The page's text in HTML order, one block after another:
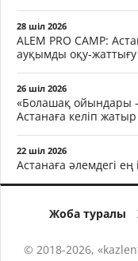
28 шіл 2026
ALEM PRO CAMP:
ауқымды оқу-
26 шіл 2026
«Болашақ ойындары
Астанаға келіп жатыр
22 шіл 2026
Астанаға әлемдегі ең
Жоба туралы
© 2018-2026,